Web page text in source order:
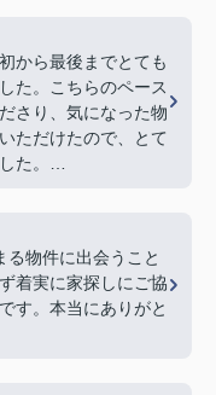
から最後までとても
た。こちらのペース
さり、気になった物
ただけたので、とて
た。
方でこんなに優しく
ほど素敵な方でし
て、人柄の良さが伝
物件に出会うこと
着実に家探しにご協
す。本当にありがと